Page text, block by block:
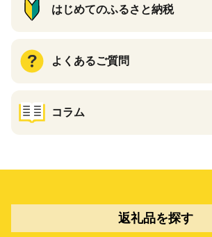
はじめてのふるさと納税
よくあるご質問
コラム
返礼品を探す